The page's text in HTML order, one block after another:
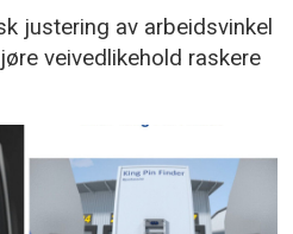
justering av arbeidsvinkel
veivedlikehold raskere